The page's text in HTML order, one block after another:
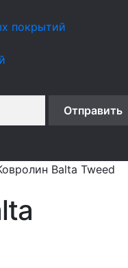
покрытий
Balta Tweed